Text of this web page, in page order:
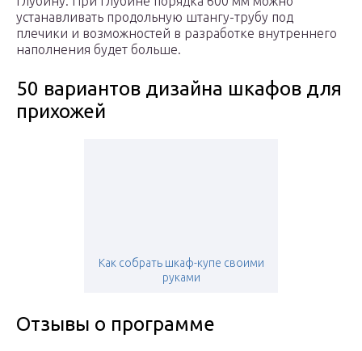
устанавливать продольную штангу-трубу под
плечики и возможностей в разработке внутреннего
наполнения будет больше.
50 вариантов дизайна шкафов для
прихожей
Как собрать шкаф-купе своими
руками
Отзывы о программе